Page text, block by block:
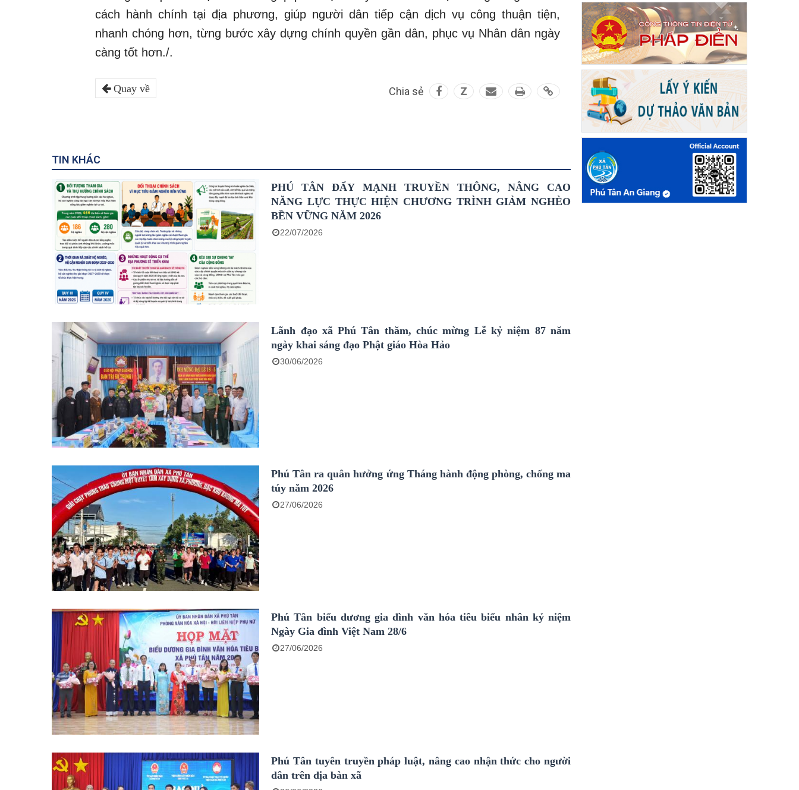
cách hành chính tại địa phương, giúp người dân tiếp cận dịch vụ công thuận tiện,
nhanh chóng hơn, từng bước xây dựng chính quyền gần dân, phục vụ Nhân dân ngày
càng tốt hơn./.
Quay về Chia sẻ Z
TIN KHÁC
PHÚ TÂN ĐẨY MẠNH TRUYỀN THÔNG, NÂNG CAO
NĂNG LỰC THỰC HIỆN CHƯƠNG TRÌNH GIẢM NGHÈO
BỀN VỮNG NĂM 2026
22/07/2026
Lãnh đạo xã Phú Tân thăm, chúc mừng Lễ kỷ niệm 87 năm
ngày khai sáng đạo Phật giáo Hòa Hảo
30/06/2026
Phú Tân ra quân hưởng ứng Tháng hành động phòng, chống ma
túy năm 2026
27/06/2026
Phú Tân biểu dương gia đình văn hóa tiêu biểu nhân kỷ niệm
Ngày Gia đình Việt Nam 28/6
27/06/2026
Phú Tân tuyên truyền pháp luật, nâng cao nhận thức cho người
dân trên địa bàn xã